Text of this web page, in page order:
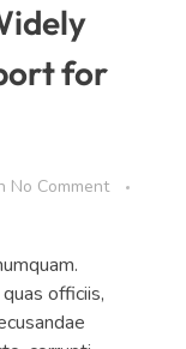
for
No Comment
officiis,